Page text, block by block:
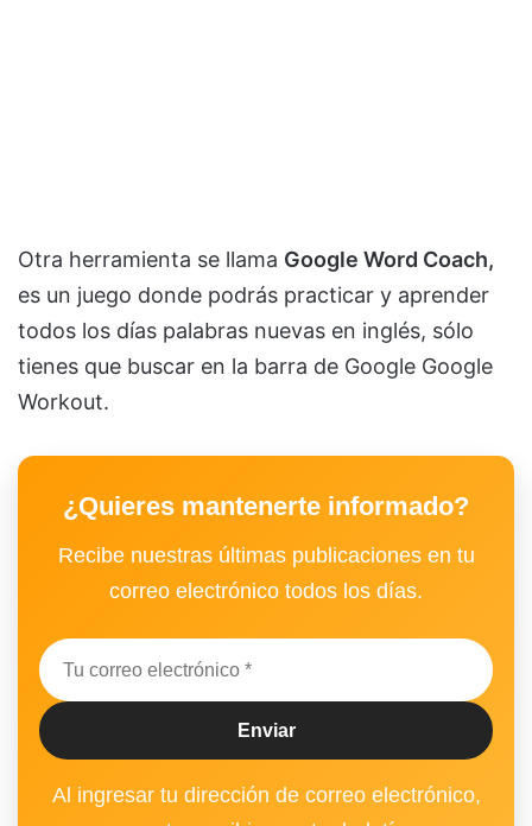
Otra herramienta se llama Google Word Coach,
es un juego donde podrás practicar y aprender
todos los días palabras nuevas en inglés, sólo
tienes que buscar en la barra de Google Google
Workout.
¿Quieres mantenerte informado?
Recibe nuestras últimas publicaciones en tu
correo electrónico todos los días.
Al ingresar tu dirección de correo electrónico,